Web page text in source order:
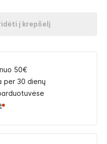
į krepšelį
50€
per 30 dienų